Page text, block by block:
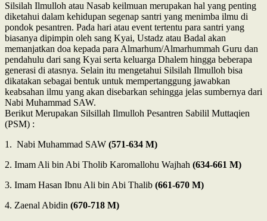
Silsilah Ilmulloh atau Nasab keilmuan merupakan hal yang penting
diketahui dalam kehidupan segenap santri yang menimba ilmu di
pondok pesantren. Pada hari atau event tertentu para santri yang
biasanya dipimpin oleh sang Kyai, Ustadz atau Badal akan
memanjatkan doa kepada para Almarhum/Almarhummah Guru dan
pendahulu dari sang Kyai serta keluarga Dhalem hingga beberapa
generasi di atasnya. Selain itu mengetahui Silsilah Ilmulloh bisa
dikatakan sebagai bentuk untuk mempertanggung jawabkan
keabsahan ilmu yang akan disebarkan sehingga jelas sumbernya dari
Nabi Muhammad SAW.
Berikut Merupakan Silsillah Ilmulloh Pesantren Sabilil Muttaqien
(PSM) :
1. Nabi Muhammad SAW (571-634 M)
2. Imam Ali bin Abi Tholib Karomallohu Wajhah (634-661 M)
3. Imam Hasan Ibnu Ali bin Abi Thalib (661-670 M)
4. Zaenal Abidin (670-718 M)